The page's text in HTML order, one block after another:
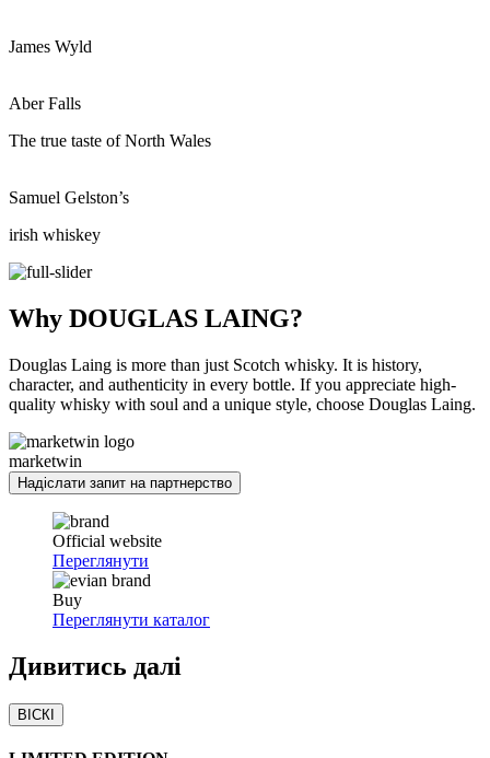
James Wyld
Aber Falls
The true taste of North Wales
Samuel Gelston’s
irish whiskey
Why DOUGLAS LAING?
Douglas Laing is more than just Scotch whisky. It is history,
character, and authenticity in every bottle. If you appreciate high-
quality whisky with soul and a unique style, choose Douglas Laing.
marketwin
Надіслати запит на партнерство
Official website
Переглянути
Buy
Переглянути каталог
Дивитись далі
ВІСКІ